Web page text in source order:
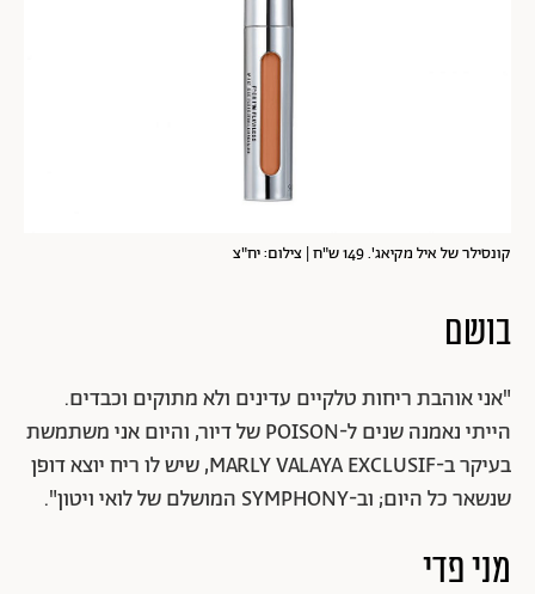
קונסילר של איל מקיאג'. 149 ש"ח | צילום: יח"צ
בושם
"אני אוהבת ריחות טלקיים עדינים ולא מתוקים וכבדים.
הייתי נאמנה שנים ל-POISON של דיור, והיום אני משתמשת
בעיקר ב-MARLY VALAYA EXCLUSIF, שיש לו ריח יוצא דופן
שנשאר כל היום; וב-SYMPHONY המושלם של לואי ויטון".
מני פדי